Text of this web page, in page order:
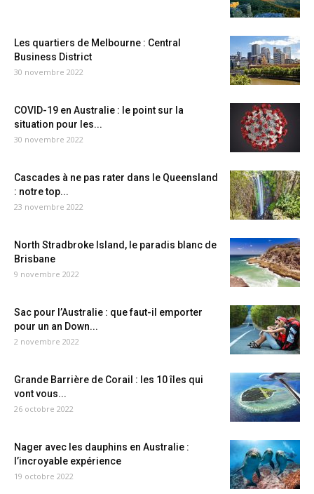
Les quartiers de Melbourne : Central
Business District
30 novembre 2022
COVID-19 en Australie : le point sur la
situation pour les...
30 novembre 2022
Cascades à ne pas rater dans le Queensland
: notre top...
23 novembre 2022
North Stradbroke Island, le paradis blanc de
Brisbane
9 novembre 2022
Sac pour l’Australie : que faut-il emporter
pour un an Down...
2 novembre 2022
Grande Barrière de Corail : les 10 îles qui
vont vous...
26 octobre 2022
Nager avec les dauphins en Australie :
l’incroyable expérience
19 octobre 2022